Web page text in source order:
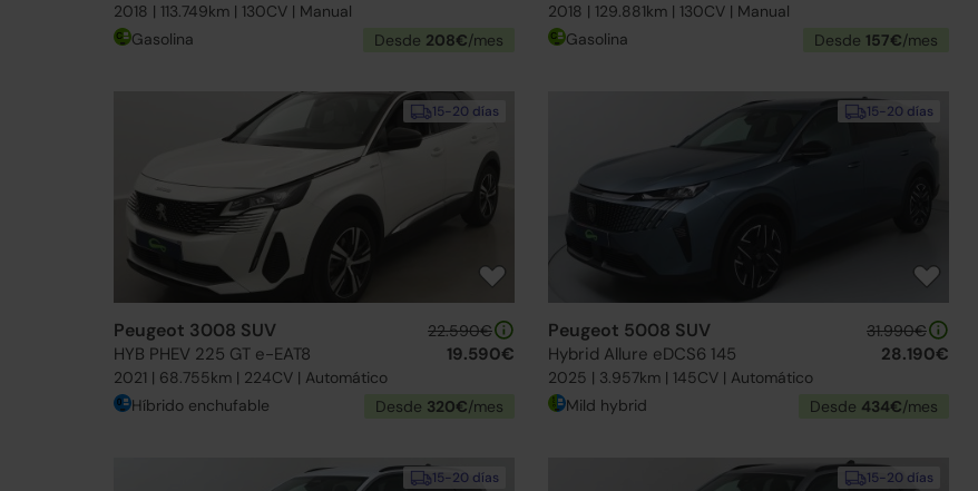
2018 | 113.749km | 130CV | Manual
Gasolina Desde 208€/mes
2018 | 129.881km | 130CV | Manual
Gasolina Desde 157€/mes
15-20 días
Peugeot 3008 SUV
HYB PHEV 225 GT e-EAT8
2021 | 68.755km | 224CV | Automático
22.590€
19.590€
Híbrido enchufable Desde 320€/mes
15-20 días
Peugeot 5008 SUV
Hybrid Allure eDCS6 145
2025 | 3.957km | 145CV | Automático
31.990€
28.190€
Mild hybrid Desde 434€/mes
15-20 días 15-20 días